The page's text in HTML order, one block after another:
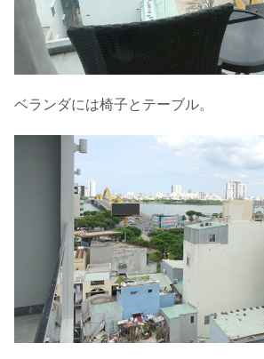
ベランダには椅子とテーブル。